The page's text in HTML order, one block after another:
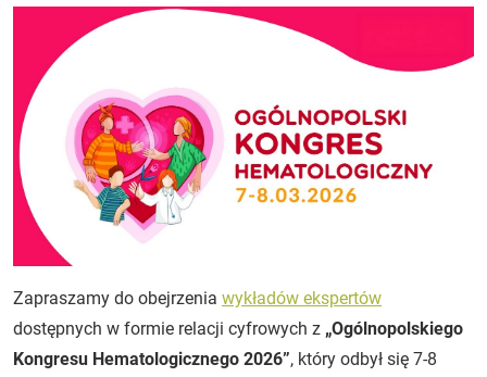
Zapraszamy do obejrzenia wykładów ekspertów
dostępnych w formie relacji cyfrowych z „Ogólnopolskiego
Kongresu Hematologicznego 2026”, który odbył się 7-8